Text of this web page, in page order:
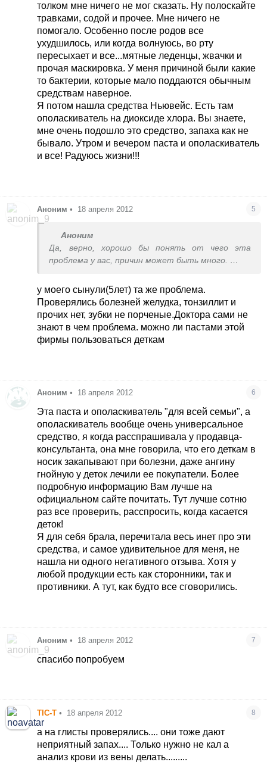
толком мне ничего не мог сказать. Ну полоскайте
травками, содой и прочее. Мне ничего не
помогало. Особенно после родов все
ухудшилось, или когда волнуюсь, во рту
пересыхает и все...мятные леденцы, жвачки и
прочая маскировка. У меня причиной были какие
то бактерии, которые мало поддаются обычным
средствам наверное.
Я потом нашла средства Ньювейс. Есть там
ополаскиватель на диоксиде хлора. Вы знаете,
мне очень подошло это средство, запаха как не
бывало. Утром и вечером паста и ополаскиватель
и все! Радуюсь жизни!!!
Аноним • 18 апреля 2012 5
Аноним
Да, верно, хорошо бы понять от чего эта
проблема у вас, причин может быть много.
Перепробовала массу средств, посетила кучу
стоматологов (болезней желудка, тонзиллит и
прочих у меня особо нет), но никто из врачей
толком мне ничего не мог сказать. Ну
то бактерии, которые мало поддаются
обычным средствам наверное.
Я потом нашла средства Ньювейс. Есть там
ополаскиватель на диоксиде хлора. Вы знаете,
мне очень подошло это средство, запаха как не
бывало. Утром и вечером паста и
ополаскиватель и все! Радуюсь жизни!!!
у моего сынули(5лет) та же проблема.
Проверялись болезней желудка, тонзиллит и
прочих нет, зубки не порченые.Доктора сами не
знают в чем проблема. можно ли пастами этой
фирмы пользоваться деткам
Аноним • 18 апреля 2012 6
Эта паста и ополаскиватель "для всей семьи", а
ополаскиватель вообще очень универсальное
средство, я когда расспрашивала у продавца-
консультанта, она мне говорила, что его деткам в
носик закапывают при болезни, даже ангину
гнойную у деток лечили ее покупатели. Более
подробную информацию Вам лучше на
официальном сайте почитать. Тут лучше сотню
раз все проверить, расспросить, когда касается
деток!
Я для себя брала, перечитала весь инет про эти
средства, и самое удивительное для меня, не
нашла ни одного негативного отзыва. Хотя у
любой продукции есть как сторонники, так и
противники. А тут, как будто все сговорились.
Аноним • 18 апреля 2012 7
спасибо попробуем
TIC-T • 18 апреля 2012 8
а на глисты проверялись.... они тоже дают
неприятный запах.... Только нужно не кал а
анализ крови из вены делать.........